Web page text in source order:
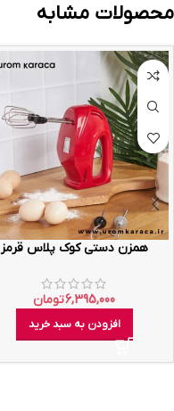
محصولات مشابه
همزن دستی کوک پلاس قرمز
6,395,000تومان
افزودن به سبد خرید